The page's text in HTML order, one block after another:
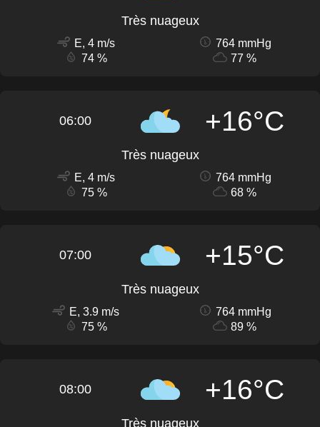
Très nuageux
E, 4 m/s
764 mmHg
74 %
77 %
06:00 +16°C
Très nuageux
E, 4 m/s
764 mmHg
75 %
68 %
07:00 +15°C
Très nuageux
E, 3.9 m/s
764 mmHg
75 %
89 %
08:00 +16°C
Très nuageux